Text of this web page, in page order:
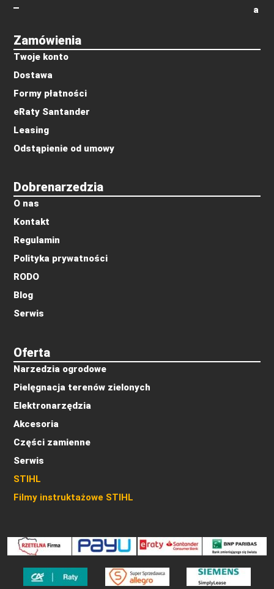
Oferta
Narzedzia ogrodowe
Pielęgnacja terenów zielonych
Elektronarzędzia
Akcesoria
Części zamienne
Serwis
STIHL
Filmy instruktażowe STIHL
Dobrenarzedzia
O nas
Kontakt
Regulamin
Polityka prywatności
RODO
Blog
Serwis
Zamówienia
Twoje konto
Dostawa
Formy płatności
eRaty Santander
Leasing
Odstąpienie od umowy
a